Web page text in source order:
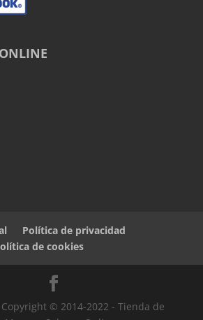
Política de privacidad
de cookies
Copyright © 2014-2022 - Tienda de